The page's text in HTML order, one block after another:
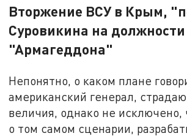
Вторжение ВСУ в Крым,
Суровикина на должности
"Армагеддона"
Непонятно, о каком плане
американский генерал,
величия, однако не исключено,
о том самом сценарии,